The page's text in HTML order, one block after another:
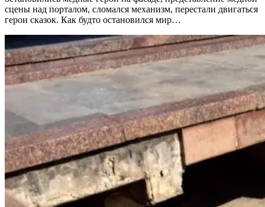
сцены над порталом, сломался механизм, перестали двигаться
герои сказок. Как будто остановился мир…